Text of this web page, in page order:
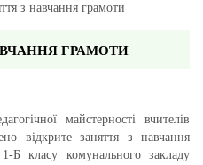
з навчання грамоти
ГРАМОТИ
майстерності вчителів
відкрите заняття з навчання
Б класу комунального закладу